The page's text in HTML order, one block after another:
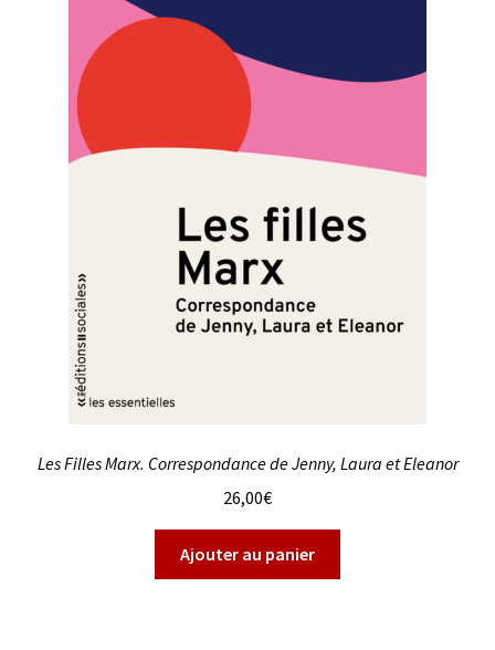
Les Filles Marx. Correspondance de Jenny, Laura et Eleanor
26,00€
Ajouter au panier